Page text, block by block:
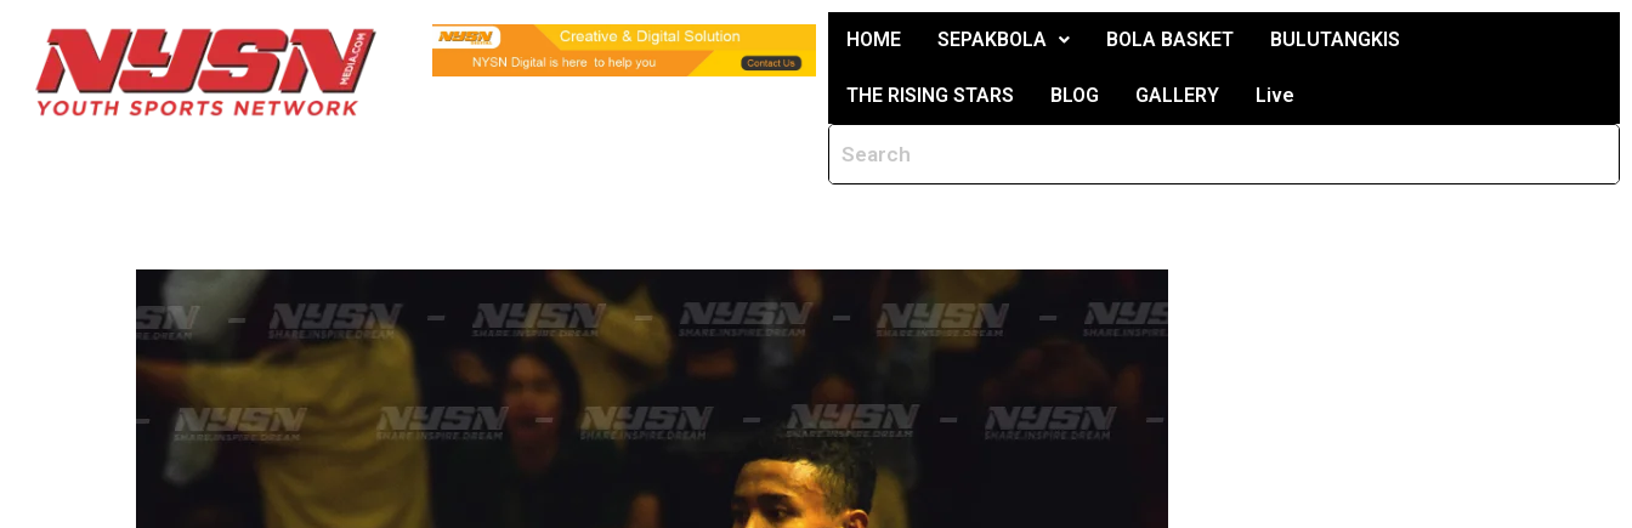
HOME SEPAKBOLA BOLA BASKET BULUTANGKIS
THE RISING STARS BLOG GALLERY Live